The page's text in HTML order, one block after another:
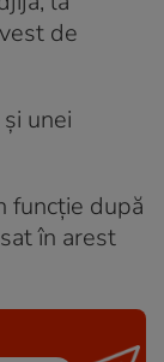
de
unei
funcție după
în arest